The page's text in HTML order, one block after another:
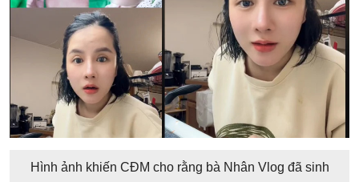
Hình ảnh khiến CĐM cho rằng bà Nhân Vlog đã sinh